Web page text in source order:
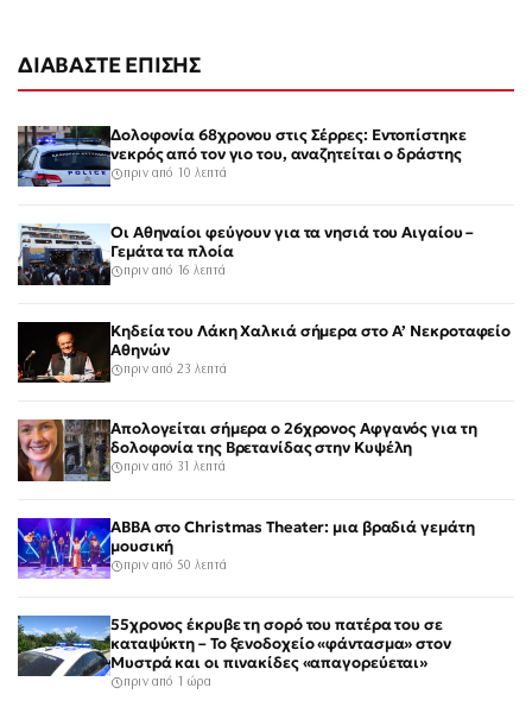
ΔΙΑΒΑΣΤΕ ΕΠΙΣΗΣ
Δολοφονία 68χρονου στις Σέρρες: Εντοπίστηκε
νεκρός από τον γιο του, αναζητείται ο δράστης
πριν από 10 λεπτά
Οι Αθηναίοι φεύγουν για τα νησιά του Αιγαίου –
Γεμάτα τα πλοία
πριν από 16 λεπτά
Κηδεία του Λάκη Χαλκιά σήμερα στο Α’ Νεκροταφείο
Αθηνών
πριν από 23 λεπτά
Απολογείται σήμερα ο 26χρονος Αφγανός για τη
δολοφονία της Βρετανίδας στην Κυψέλη
πριν από 31 λεπτά
ABBA στο Christmas Theater: μια βραδιά γεμάτη
μουσική
πριν από 50 λεπτά
55χρονος έκρυβε τη σορό του πατέρα του σε
καταψύκτη – Το ξενοδοχείο «φάντασμα» στον
Μυστρά και οι πινακίδες «απαγορεύεται»
πριν από 1 ώρα